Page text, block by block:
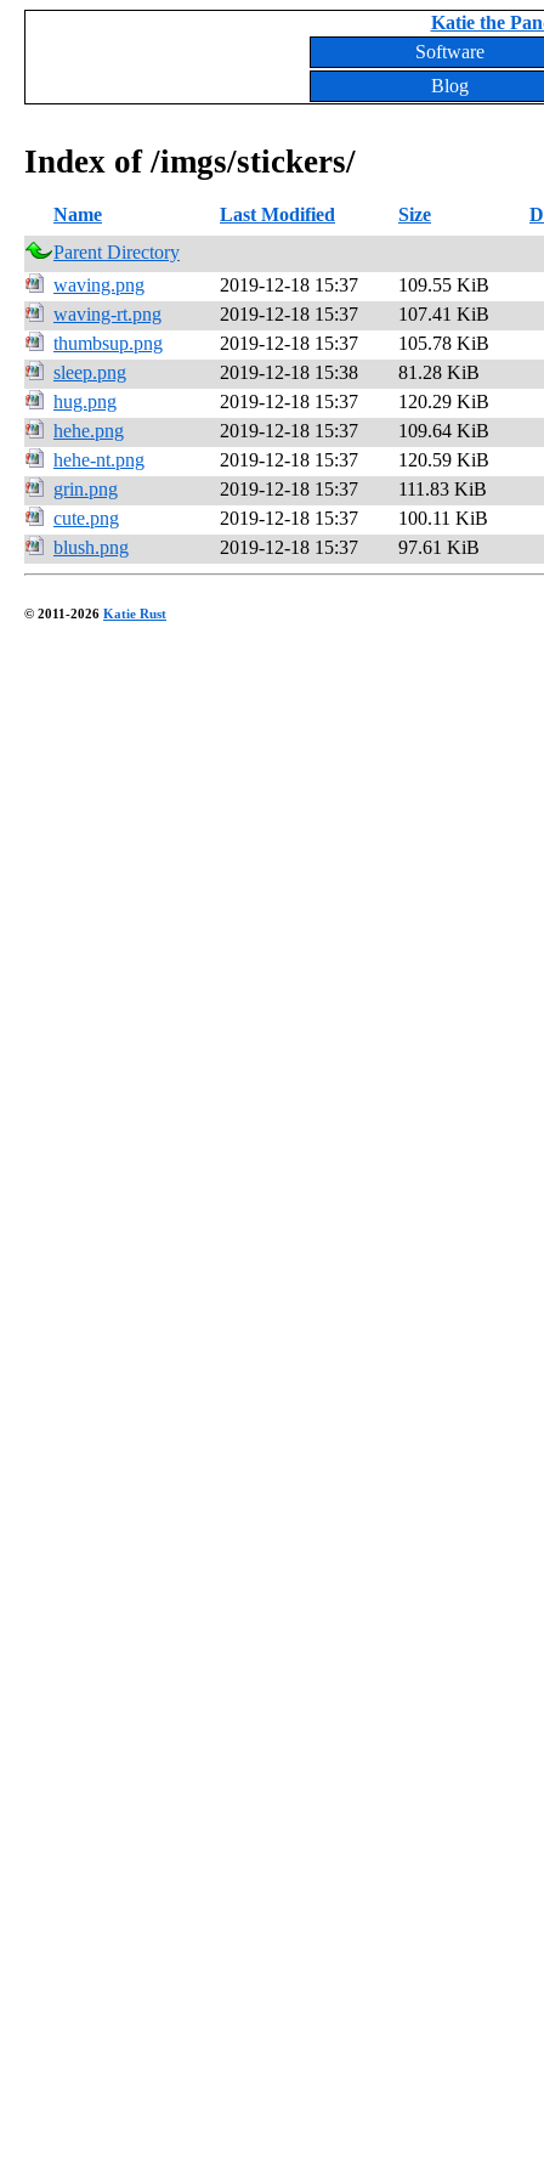
Katie the
Software
Blog
Index of /imgs/stickers/
Name Last Modified Size
Parent Directory
waving.png
2019-12-18 15:37
109.55 KiB
waving-rt.png
2019-12-18 15:37
107.41 KiB
thumbsup.png
2019-12-18 15:37
105.78 KiB
sleep.png
2019-12-18 15:38
81.28 KiB
hug.png
2019-12-18 15:37
120.29 KiB
hehe.png
2019-12-18 15:37
109.64 KiB
hehe-nt.png
2019-12-18 15:37
120.59 KiB
grin.png
2019-12-18 15:37
111.83 KiB
cute.png
2019-12-18 15:37
100.11 KiB
blush.png
2019-12-18 15:37 97.61 KiB
© 2011-2026 Katie Rust